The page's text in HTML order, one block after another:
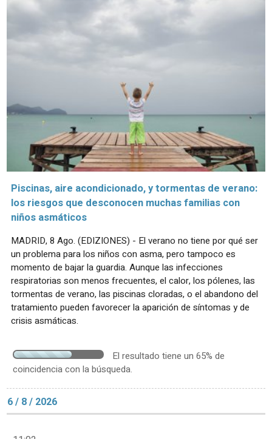
Piscinas, aire acondicionado, y tormentas de verano:
los riesgos que desconocen muchas familias con
niños asmáticos
MADRID, 8 Ago. (EDIZIONES) - El verano no tiene por qué ser
un problema para los niños con asma, pero tampoco es
momento de bajar la guardia. Aunque las infecciones
respiratorias son menos frecuentes, el calor, los pólenes, las
tormentas de verano, las piscinas cloradas, o el abandono del
tratamiento pueden favorecer la aparición de síntomas y de
crisis asmáticas.
El resultado tiene un 65% de
coincidencia con la búsqueda.
6 / 8 / 2026